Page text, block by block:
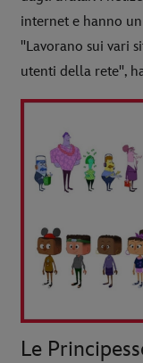
internet e hanno
"Lavorano sui vari
utenti della rete",
Le